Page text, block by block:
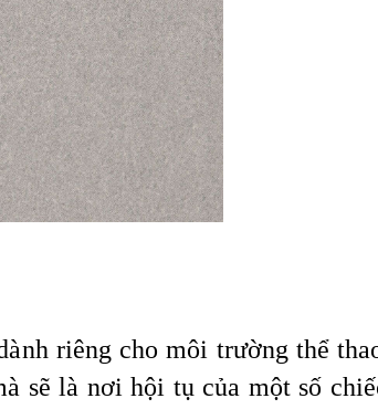
riêng cho môi trường thể
sẽ là nơi hội tụ của một số